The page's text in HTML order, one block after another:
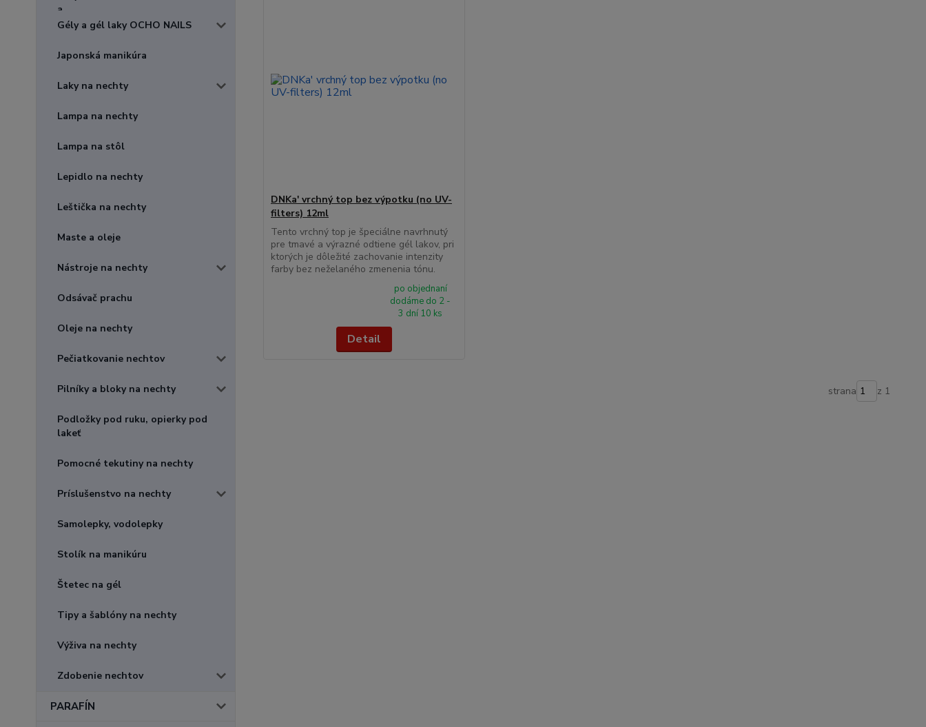
Gély a gél laky OCHO NAILS
Japonská manikúra
Laky na nechty
Lampa na nechty
Lampa na stôl
Lepidlo na nechty
Leštička na nechty
Maste a oleje
Nástroje na nechty
Odsávač prachu
Oleje na nechty
Pečiatkovanie nechtov
Pilníky a bloky na nechty
Podložky pod ruku, opierky pod
lakeť
Pomocné tekutiny na nechty
Príslušenstvo na nechty
Samolepky, vodolepky
Stolík na manikúru
Štetec na gél
Tipy a šablóny na nechty
Výživa na nechty
Zdobenie nechtov
PARAFÍN
DNKa' vrchný top bez výpotku (no UV-
filters) 12ml
Tento vrchný top je špeciálne navrhnutý
pre tmavé a výrazné odtiene gél lakov, pri
ktorých je dôležité zachovanie intenzity
farby bez neželaného zmenenia tónu.
po objednaní
dodáme do 2 -
3 dní 10 ks
Detail
strana z 1